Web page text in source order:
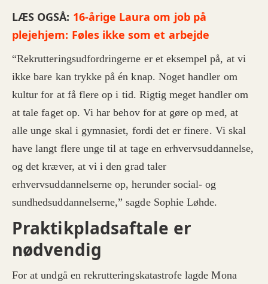
LÆS OGSÅ: 16-årige Laura om job på
plejehjem: Føles ikke som et arbejde
“Rekrutteringsudfordringerne er et eksempel på, at vi
ikke bare kan trykke på én knap. Noget handler om
kultur for at få flere op i tid. Rigtig meget handler om
at tale faget op. Vi har behov for at gøre op med, at
alle unge skal i gymnasiet, fordi det er finere. Vi skal
have langt flere unge til at tage en erhvervsuddannelse,
og det kræver, at vi i den grad taler
erhvervsuddannelserne op, herunder social- og
sundhedsuddannelserne,” sagde Sophie Løhde.
Praktikpladsaftale er
nødvendig
For at undgå en rekrutteringskatastrofe lagde Mona